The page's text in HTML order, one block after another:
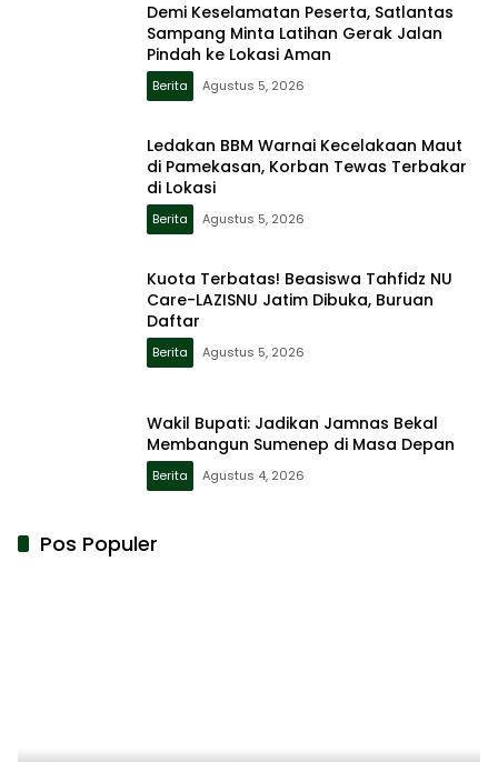
Demi Keselamatan Peserta, Satlantas
Sampang Minta Latihan Gerak Jalan
Pindah ke Lokasi Aman
Berita Agustus 5, 2026
Ledakan BBM Warnai Kecelakaan Maut
di Pamekasan, Korban Tewas Terbakar
di Lokasi
Berita Agustus 5, 2026
Kuota Terbatas! Beasiswa Tahfidz NU
Care-LAZISNU Jatim Dibuka, Buruan
Daftar
Berita Agustus 5, 2026
Wakil Bupati: Jadikan Jamnas Bekal
Membangun Sumenep di Masa Depan
Berita Agustus 4, 2026
Pos Populer